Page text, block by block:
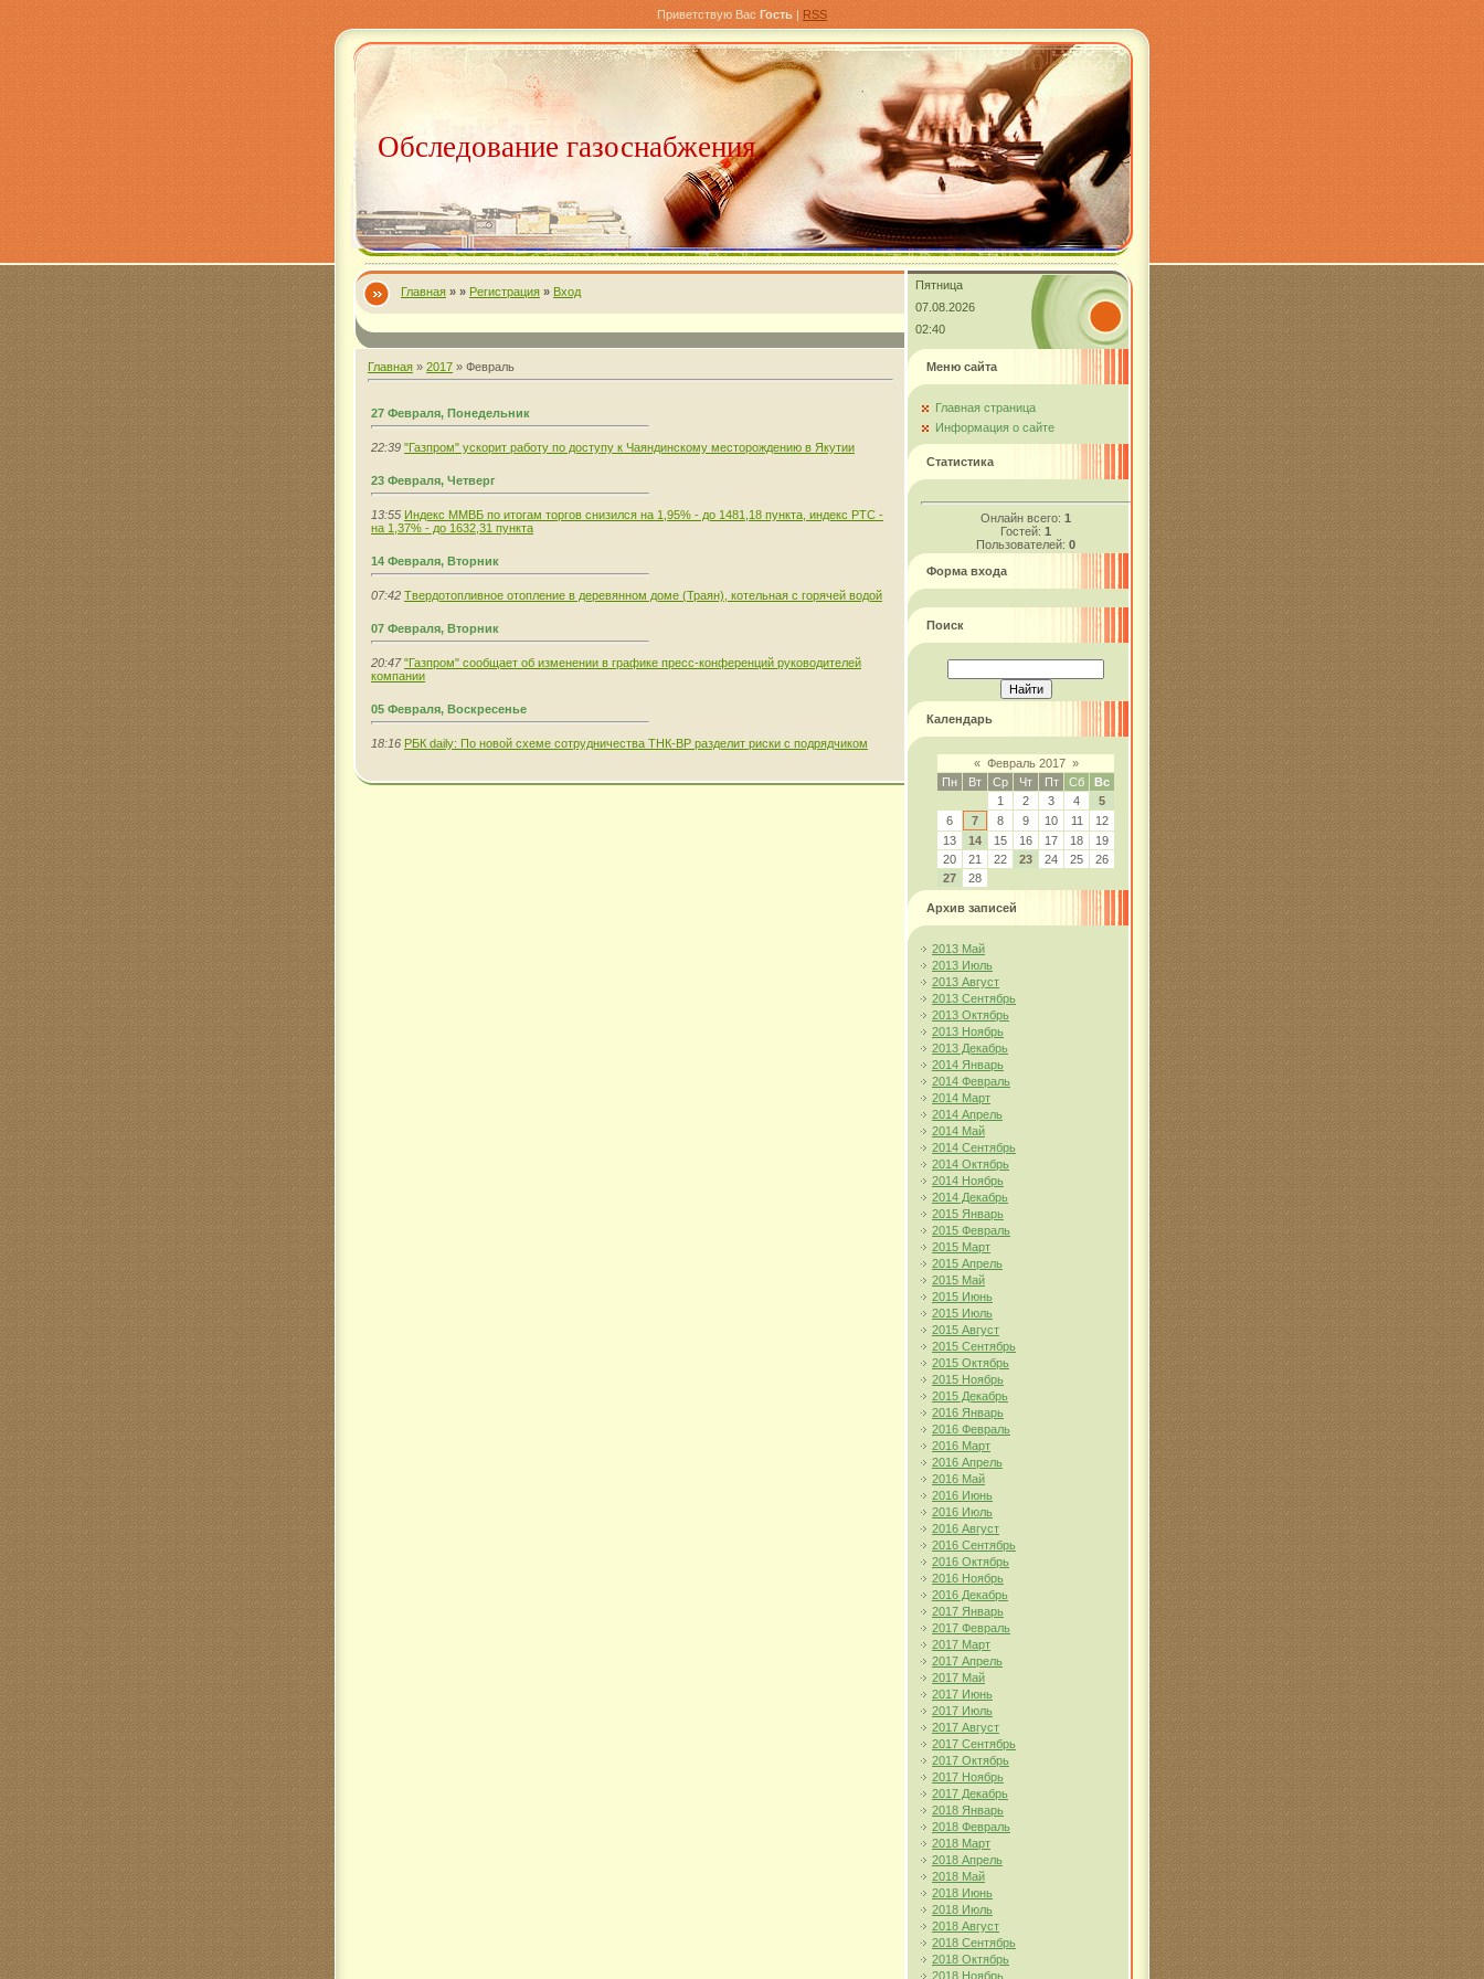
Приветствую Вас Гость | RSS
Обследование газоснабжения
Главная » » Регистрация » Вход
Пятница
07.08.2026
02:40
Главная » 2017 » Февраль
27 Февраля, Понедельник
22:39 "Газпром" ускорит работу по доступу к Чаяндинскому месторождению в Якутии
23 Февраля, Четверг
13:55 Индекс ММВБ по итогам торгов снизился на 1,95% - до 1481,18 пункта, индекс РТС -
на 1,37% - до 1632,31 пункта
14 Февраля, Вторник
07:42 Твердотопливное отопление в деревянном доме (Траян), котельная с горячей водой
07 Февраля, Вторник
20:47 "Газпром" сообщает об изменении в графике пресс-конференций руководителей
компании
05 Февраля, Воскресенье
18:16 РБК daily: По новой схеме сотрудничества ТНК-ВР разделит риски с подрядчиком
Меню сайта
Главная страница
Информация о сайте
Статистика
Онлайн всего: 1
Гостей: 1
Пользователей: 0
Форма входа
Поиск
Календарь
« Февраль 2017 »
Пн
Вт Ср Чт Пт Сб
Вс
1
2 3 4
5
6
7 8 9 10 11
12
13
14 15 16 17 18
19
20
21 22 23 24 25
26
27
28
Архив записей
2013 Май
2013 Июль
2013 Август
2013 Сентябрь
2013 Октябрь
2013 Ноябрь
2013 Декабрь
2014 Январь
2014 Февраль
2014 Март
2014 Апрель
2014 Май
2014 Сентябрь
2014 Октябрь
2014 Ноябрь
2014 Декабрь
2015 Январь
2015 Февраль
2015 Март
2015 Апрель
2015 Май
2015 Июнь
2015 Июль
2015 Август
2015 Сентябрь
2015 Октябрь
2015 Ноябрь
2015 Декабрь
2016 Январь
2016 Февраль
2016 Март
2016 Апрель
2016 Май
2016 Июнь
2016 Июль
2016 Август
2016 Сентябрь
2016 Октябрь
2016 Ноябрь
2016 Декабрь
2017 Январь
2017 Февраль
2017 Март
2017 Апрель
2017 Май
2017 Июнь
2017 Июль
2017 Август
2017 Сентябрь
2017 Октябрь
2017 Ноябрь
2017 Декабрь
2018 Январь
2018 Февраль
2018 Март
2018 Апрель
2018 Май
2018 Июнь
2018 Июль
2018 Август
2018 Сентябрь
2018 Октябрь
2018 Ноябрь